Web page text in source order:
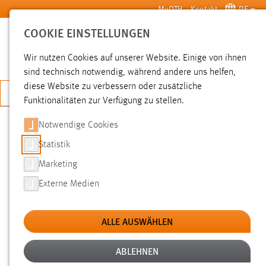
Zum Hauptinhalt springen MyOTH Kontakt DE
SUCHE
JETZT BEWERBEN
SUCHE
FILTER
Typ
Erstellungsdatum
COOKIE EINSTELLUNGEN
Wir nutzen Cookies auf unserer Website. Einige von ihnen
sind technisch notwendig, während andere uns helfen,
diese Website zu verbessern oder zusätzliche
Funktionalitäten zur Verfügung zu stellen.
Notwendige Cookies
Statistik
Marketing
Externe Medien
ALLE AUSWÄHLEN
ABLEHNEN